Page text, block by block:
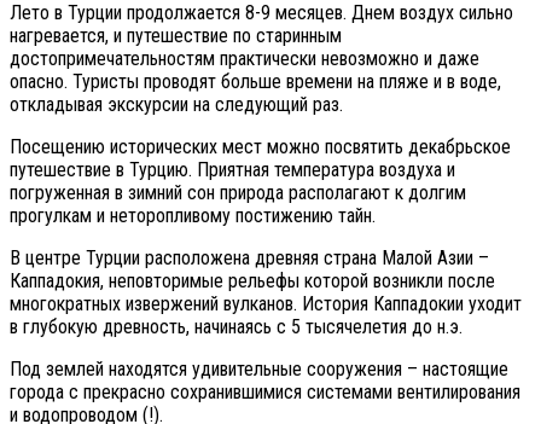
Лето в Турции продолжается 8-9 месяцев. Днем воздух сильно
нагревается, и путешествие по старинным
достопримечательностям практически невозможно и даже
опасно. Туристы проводят больше времени на пляже и в воде,
откладывая экскурсии на следующий раз.
Посещению исторических мест можно посвятить декабрьское
путешествие в Турцию. Приятная температура воздуха и
погруженная в зимний сон природа располагают к долгим
прогулкам и неторопливому постижению тайн.
В центре Турции расположена древняя страна Малой Азии –
Каппадокия, неповторимые рельефы которой возникли после
многократных извержений вулканов. История Каппадокии уходит
в глубокую древность, начинаясь с 5 тысячелетия до н.э.
Под землей находятся удивительные сооружения – настоящие
города с прекрасно сохранившимися системами вентилирования
и водопроводом (!).